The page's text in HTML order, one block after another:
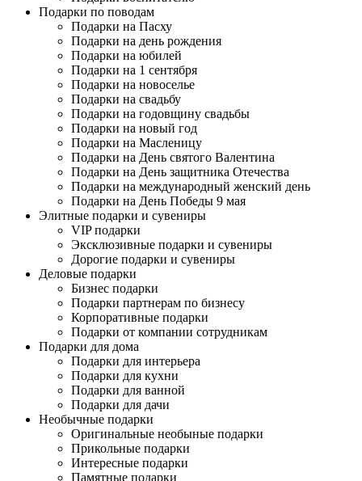
Подарки по поводам
Подарки на Пасху
Подарки на день рождения
Подарки на юбилей
Подарки на 1 сентября
Подарки на новоселье
Подарки на свадьбу
Подарки на годовщину свадьбы
Подарки на новый год
Подарки на Масленицу
Подарки на День святого Валентина
Подарки на День защитника Отечества
Подарки на международный женский день
Подарки на День Победы 9 мая
Элитные подарки и сувениры
VIP подарки
Эксклюзивные подарки и сувениры
Дорогие подарки и сувениры
Деловые подарки
Бизнес подарки
Подарки партнерам по бизнесу
Корпоративные подарки
Подарки от компании сотрудникам
Подарки для дома
Подарки для интерьера
Подарки для кухни
Подарки для ванной
Подарки для дачи
Необычные подарки
Оригинальные необыные подарки
Прикольные подарки
Интересные подарки
Памятные подарки